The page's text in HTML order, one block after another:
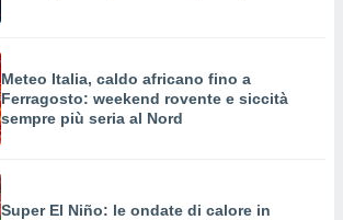
Meteo Italia, caldo africano fino a
Ferragosto: weekend rovente e siccità
sempre più seria al Nord
Super El Niño: le ondate di calore in